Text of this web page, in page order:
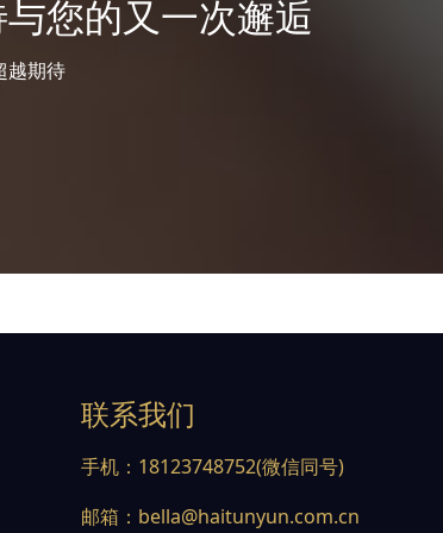
您的又一次邂逅
越期待
联系我们
手机： 18123748752(微信同号)
邮箱： bella@haitunyun.com.cn